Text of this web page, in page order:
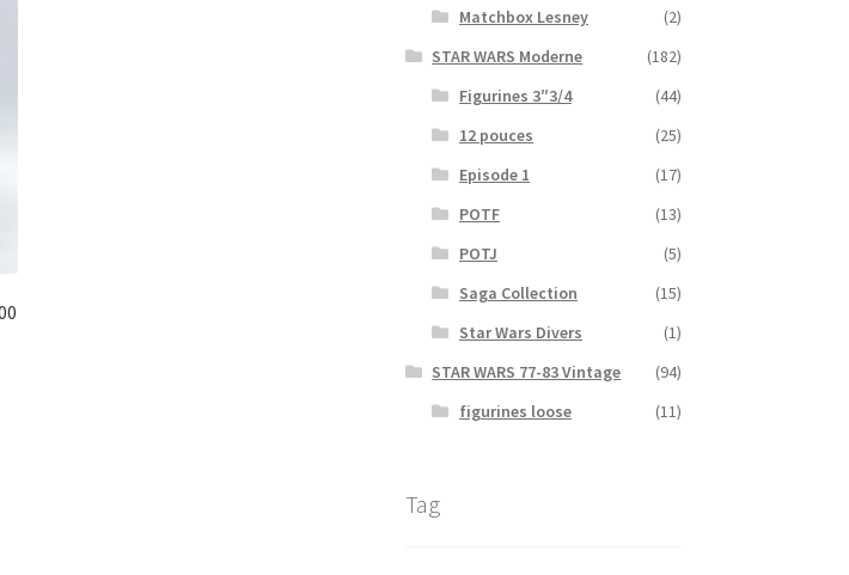
Matchbox Lesney
(2)
STAR WARS Moderne
(182)
Figurines 3″3/4
(44)
12 pouces
(25)
Episode 1
(17)
POTF
(13)
POTJ
(5)
Saga Collection
(15)
Star Wars Divers
(1)
STAR WARS 77-83 Vintage
(94)
figurines loose
(11)
Tag